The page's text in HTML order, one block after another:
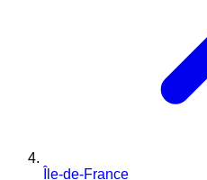
Île-de-France